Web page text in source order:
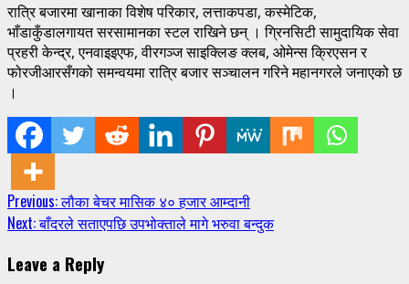
रात्रि बजारमा खानाका विशेष परिकार, लत्ताकपडा, कस्मेटिक,
भाँडाकुँडालगायत सरसामानका स्टल राखिने छन् । ग्रिनसिटी सामुदायिक सेवा
प्रहरी केन्द्र, एनवाइइएफ, वीरगञ्ज साइक्लिङ क्लब, ओमेन्स क्रिएसन र
फोरजीआरसँगको समन्वयमा रात्रि बजार सञ्चालन गरिने महानगरले जनाएको छ
।
Continue
Reading
Previous:लौका बेचर मासिक ४० हजार आम्दानी
Next:बाँदरले सताएपछि उपभोक्ताले मागे भरुवा बन्दुक
Leave a Reply